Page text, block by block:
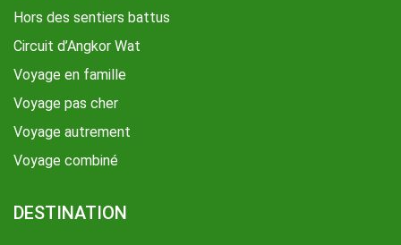
Hors des sentiers battus
Circuit d’Angkor Wat
Voyage en famille
Voyage pas cher
Voyage autrement
Voyage combiné
DESTINATION